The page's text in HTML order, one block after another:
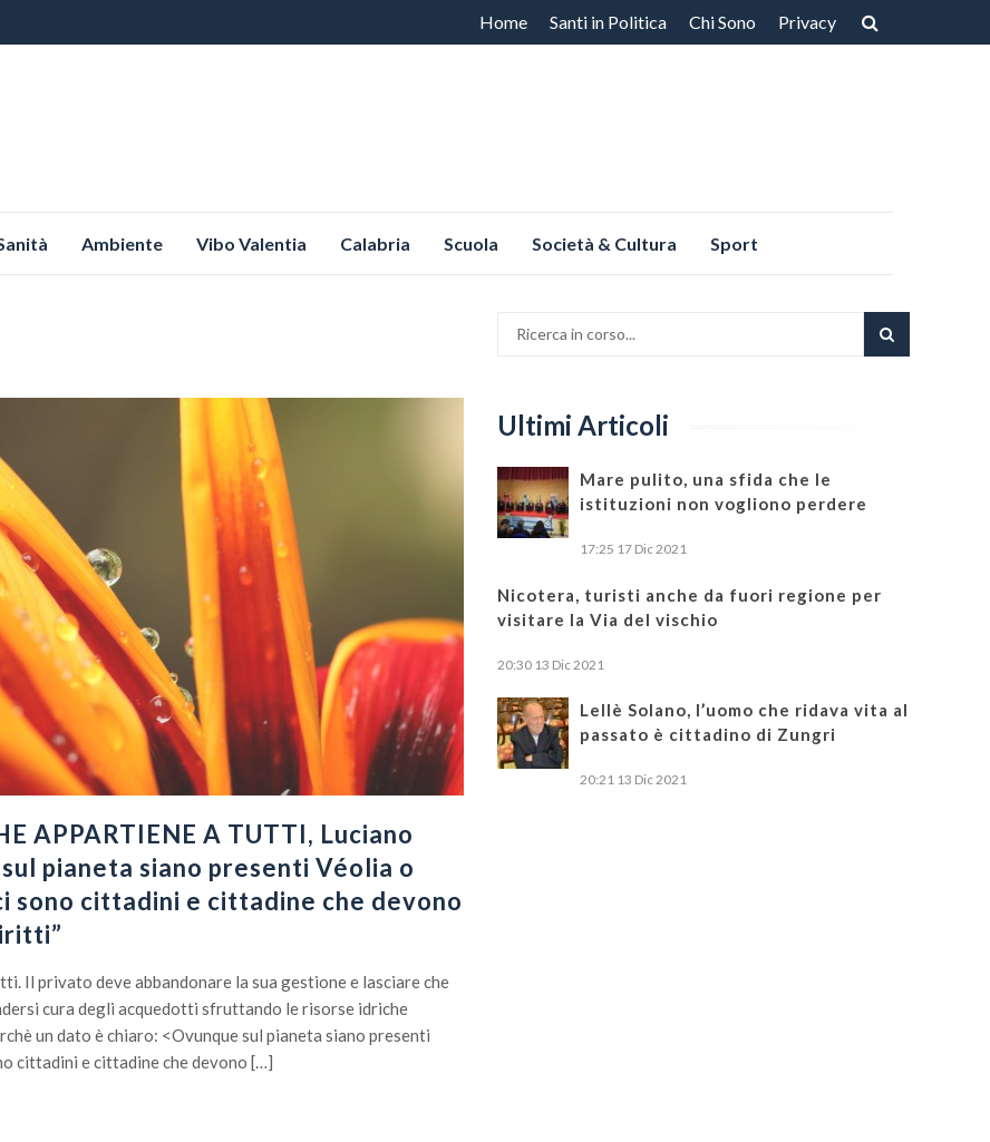
VaiHome Santi in Politica Chi Sono Privacy
Ambiente Vibo Valentia Calabria Scuola Società & Cultura Sport
APPARTIENE A TUTTI, Luciano
pianeta siano presenti Véolia o
sono cittadini e cittadine che devono
Il privato deve abbandonare la sua gestione e lasciare che
cura degli acquedotti sfruttando le risorse idriche
un dato è chiaro: <Ovunque sul pianeta siano presenti
cittadini e cittadine che devono […]
Ultimi Articoli
Mare pulito, una sfida che le
istituzioni non vogliono perdere
17:25 17 Dic 2021
Nicotera, turisti anche da fuori regione per
visitare la Via del vischio
20:30 13 Dic 2021
Lellè Solano, l’uomo che ridava vita al
passato è cittadino di Zungri
20:21 13 Dic 2021